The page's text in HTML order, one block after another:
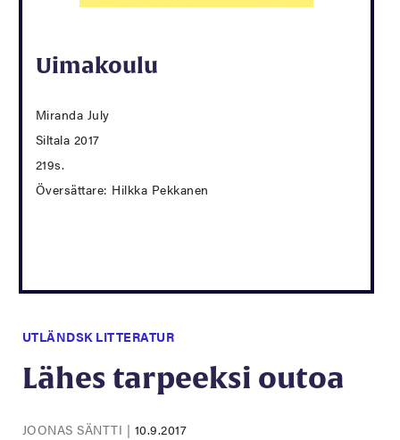
Uimakoulu
Miranda July
Siltala 2017
219s.
Översättare: Hilkka Pekkanen
UTLÄNDSK LITTERATUR
Lähes tarpeeksi outoa
JOONAS SÄNTTI | 10.9.2017